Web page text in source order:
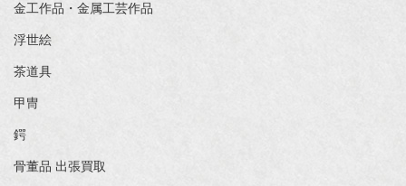
金工作品・金属工芸作品
浮世絵
茶道具
甲冑
鍔
骨董品 出張買取